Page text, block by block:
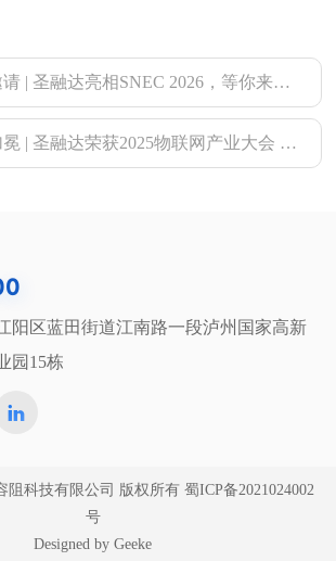
上一篇：展会邀请 | 圣融达亮相SNEC 2026，等你来探！
下一篇：荣耀加冕 | 圣融达荣获2025物联网产业大会 “电子元件领军品牌”
阳区蓝田街道江南路一段泸州国家高新
园15栋
阻科技有限公司 版权所有蜀ICP备2021024002
号
Designed by Geeke